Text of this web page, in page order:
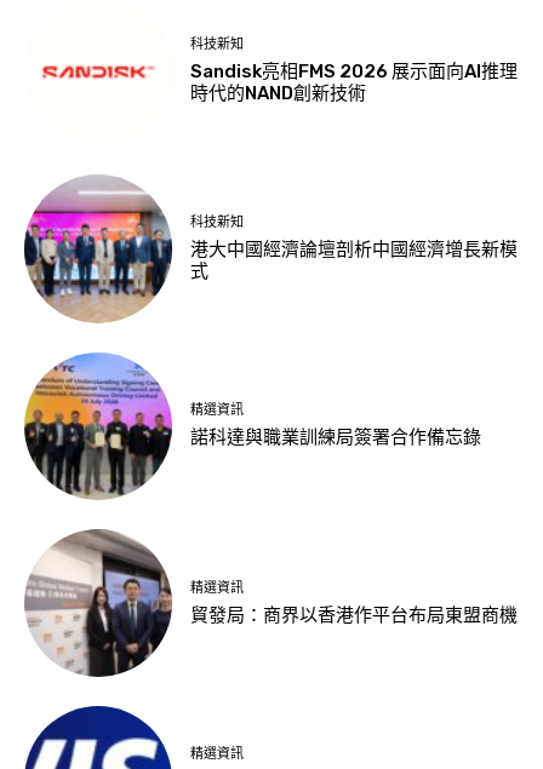
科技新知
Sandisk亮相FMS 2026 展示面向AI推理
時代的NAND創新技術
科技新知
港大中國經濟論壇剖析中國經濟增長新模
式
精選資訊
諾科達與職業訓練局簽署合作備忘錄
精選資訊
貿發局：商界以香港作平台布局東盟商機
精選資訊